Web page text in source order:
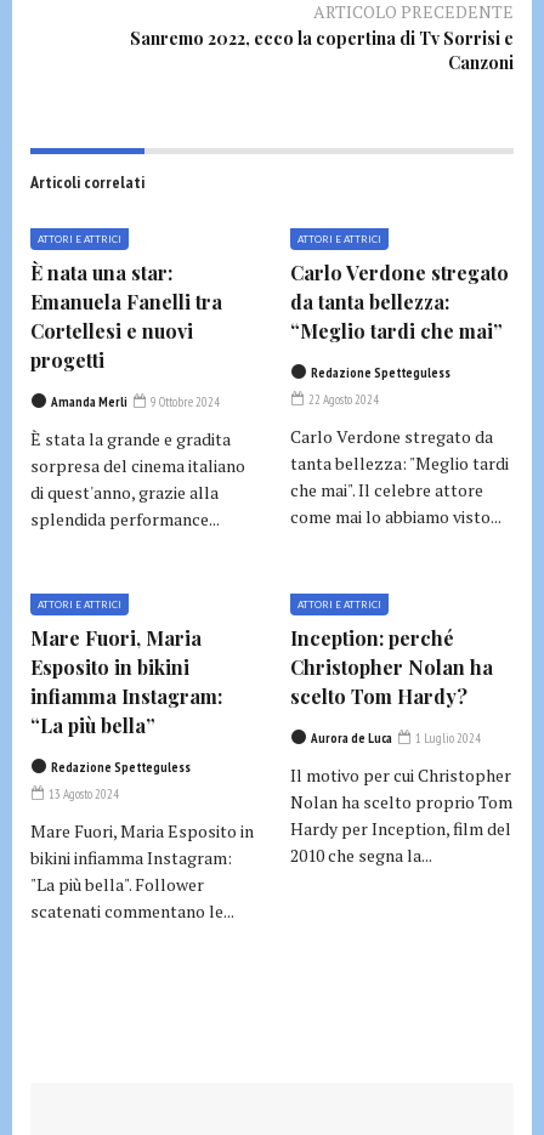
ARTICOLO PRECEDENTE
Sanremo 2022, ecco la copertina di Tv Sorrisi e
Canzoni
Articoli correlati
ATTORI E ATTRICI
È nata una star:
Emanuela Fanelli tra
Cortellesi e nuovi
progetti
Amanda Merli 9 Ottobre 2024
È stata la grande e gradita
sorpresa del cinema italiano
di quest'anno, grazie alla
splendida performance...
ATTORI E ATTRICI
Carlo Verdone stregato
da tanta bellezza:
“Meglio tardi che mai”
Redazione Spetteguless
22 Agosto 2024
Carlo Verdone stregato da
tanta bellezza: "Meglio tardi
che mai". Il celebre attore
come mai lo abbiamo visto...
ATTORI E ATTRICI
Mare Fuori, Maria
Esposito in bikini
infiamma Instagram:
“La più bella”
Redazione Spetteguless
13 Agosto 2024
Mare Fuori, Maria Esposito in
bikini infiamma Instagram:
"La più bella". Follower
scatenati commentano le...
ATTORI E ATTRICI
Inception: perché
Christopher Nolan ha
scelto Tom Hardy?
Aurora de Luca 1 Luglio 2024
Il motivo per cui Christopher
Nolan ha scelto proprio Tom
Hardy per Inception, film del
2010 che segna la...